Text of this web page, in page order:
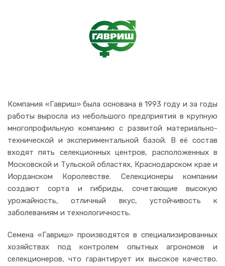
Компания «Гавриш» была основана в 1993 году и за годы
работы выросла из небольшого предприятия в крупную
многопрофильную компанию с развитой материально-
технической и экспериментальной базой. В её состав
входят пять селекционных центров, расположенных в
Московской и Тульской областях, Краснодарском крае и
Иорданском Королевстве. Селекционеры компании
создают сорта и гибриды, сочетающие высокую
урожайность, отличный вкус, устойчивость к
заболеваниям и технологичность.
Семена «Гавриш» производятся в специализированных
хозяйствах под контролем опытных агрономов и
селекционеров, что гарантирует их высокое качество.